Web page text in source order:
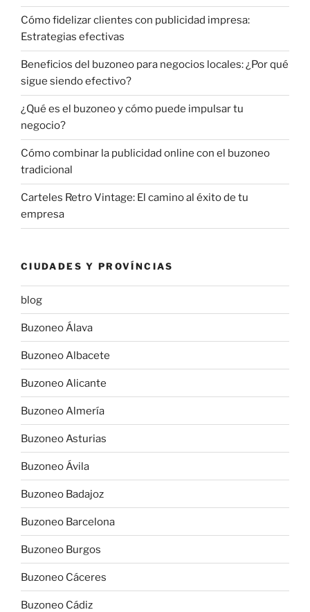
Cómo fidelizar clientes con publicidad impresa:
Estrategias efectivas
Beneficios del buzoneo para negocios locales: ¿Por qué
sigue siendo efectivo?
¿Qué es el buzoneo y cómo puede impulsar tu
negocio?
Cómo combinar la publicidad online con el buzoneo
tradicional
Carteles Retro Vintage: El camino al éxito de tu
empresa
CIUDADES Y PROVÍNCIAS
blog
Buzoneo Álava
Buzoneo Albacete
Buzoneo Alicante
Buzoneo Almería
Buzoneo Asturias
Buzoneo Ávila
Buzoneo Badajoz
Buzoneo Barcelona
Buzoneo Burgos
Buzoneo Cáceres
Buzoneo Cádiz